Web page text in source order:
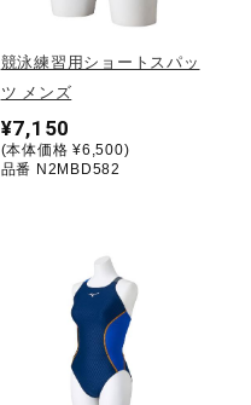
競泳練習用ショートスパッ
ツ メンズ
¥7,150
(本体価格 ¥6,500)
品番 N2MBD582